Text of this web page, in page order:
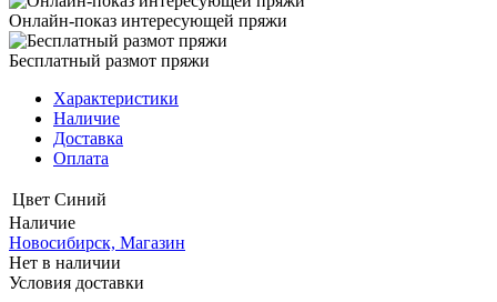
Онлайн-показ интересующей пряжи
Бесплатный размот пряжи
Характеристики
Наличие
Доставка
Оплата
Цвет Синий
Наличие
Новосибирск, Магазин
Нет в наличии
Условия доставки